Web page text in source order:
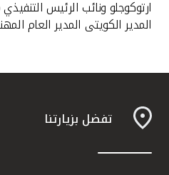
ارتوكوجلو ونائب الرئيس
المدير الكويتى المدير العام
تفضل بزيارتنا